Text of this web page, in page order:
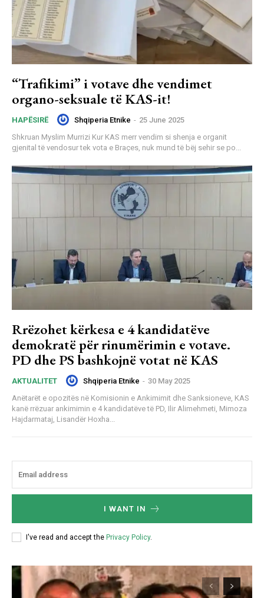
“Trafikimi” i votave dhe vendimet
organo-seksuale të KAS-it!
HAPËSIRË Shqiperia Etnike - 25 June 2025
Shkruan Myslim Murrizi Kur KAS merr vendim si shenja e organit
gjenital të vendosur tek vota e Braçes, nuk mund të bëj sehir se po...
Rrëzohet kërkesa e 4 kandidatëve
demokratë për rinumërimin e votave.
PD dhe PS bashkojnë votat në KAS
AKTUALITET Shqiperia Etnike - 30 May 2025
Anëtarët e opozitës në Komisionin e Ankimimit dhe Sanksioneve, KAS
kanë rrëzuar ankimimin e 4 kandidatëve të PD, Ilir Alimehmeti, Mimoza
Hajdarmataj, Lisandër Hoxha...
I WANT IN
I've read and accept the Privacy Policy.